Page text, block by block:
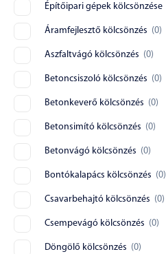
Építőipari gépek kölcsönzése
Áramfejlesztő kölcsönzés (0)
Aszfaltvágó kölcsönzés (0)
Betoncsiszoló kölcsönzés (0)
Betonkeverő kölcsönzés (0)
Betonsimító kölcsönzés (0)
Betonvágó kölcsönzés (0)
Bontókalapács kölcsönzés (0)
Csavarbehajtó kölcsönzés (0)
Csempevágó kölcsönzés (0)
Döngölő kölcsönzés (0)